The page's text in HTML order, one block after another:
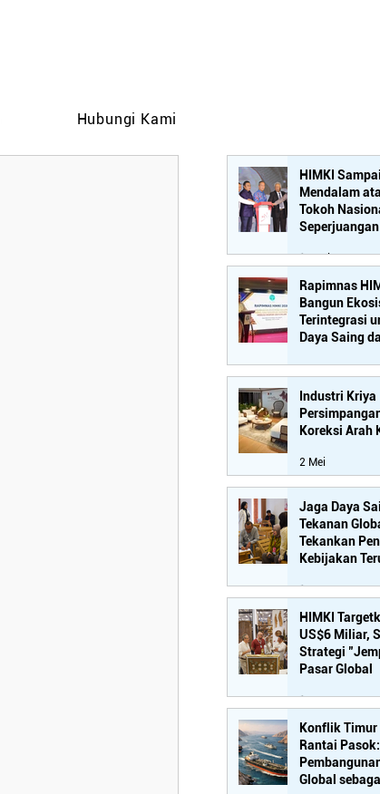
Hubungi Kami
HIMKI
Mendalam
Tokoh
10 Jul
Rapimnas
Bangun
Terintegrasi
Daya Saing
6 Jun
Industri
Koreksi Arah
2 Mei
Jaga Daya
Tekanan
Tekankan
Kebijakan
15 Apr
HIMKI
US$6 Miliar,
Strategi
Pasar Global
14 Apr
Konflik
Rantai
Global